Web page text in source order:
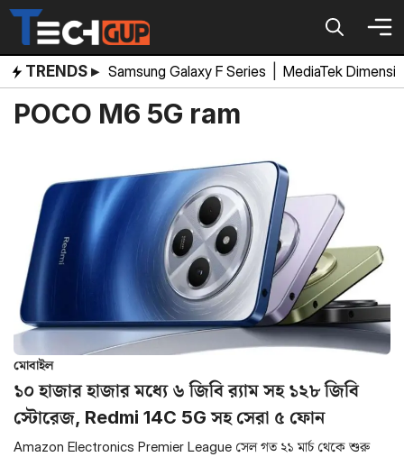
Skip
content
TRENDS ▸ Samsung Galaxy F Series MediaTek
POCO M6 5G ram
মোবাইল
১০ হাজার হাজার মধ্যে ৬ জিবি র‌্যাম সহ ১২৮ জিবি
স্টোরেজ, Redmi 14C 5G সহ সেরা ৫ ফোন
Amazon Electronics Premier League সেল গত ২১ মার্চ থেকে শুরু